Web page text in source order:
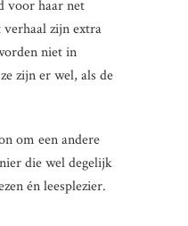
voor haar net
zijn extra
niet in
zijn er wel, als de
om een andere
die wel degelijk
én leesplezier.